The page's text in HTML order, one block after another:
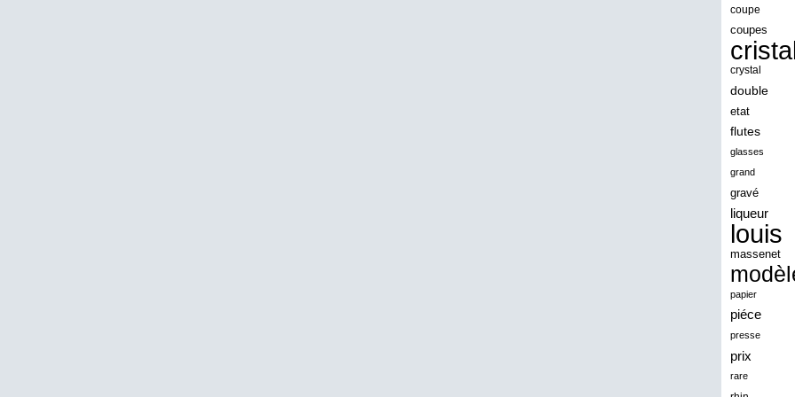
angeles
angoul
animaux
antique
antiquite
apollo
applaudis
arch
architecture
ariel
armonica
arta
coupe
coupes
crystal
double
etat
flutes
glasses
grand
gravé
liqueur
louis
massenet
papier
piéce
presse
prix
rare